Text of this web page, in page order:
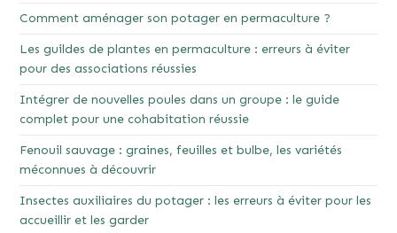
Comment aménager son potager en permaculture ?
Les guildes de plantes en permaculture : erreurs à éviter
pour des associations réussies
Intégrer de nouvelles poules dans un groupe : le guide
complet pour une cohabitation réussie
Fenouil sauvage : graines, feuilles et bulbe, les variétés
méconnues à découvrir
Insectes auxiliaires du potager : les erreurs à éviter pour les
accueillir et les garder